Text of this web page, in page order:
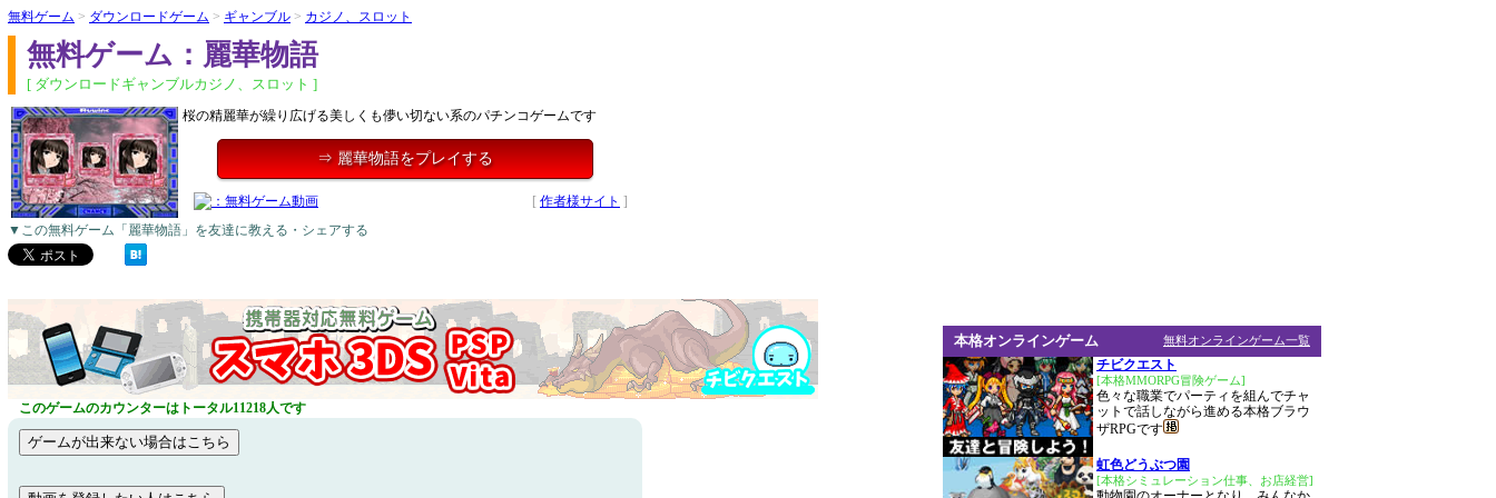
無料ゲーム > ダウンロードゲーム > ギャンブル > カジノ、スロット
無料ゲーム：麗華物語
[ ダウンロードギャンブルカジノ、スロット ]
桜の精麗華が繰り広げる美しくも儚い切ない系のパチンコゲームです
⇒ 麗華物語をプレイする
[ 作者様サイト ]
▼この無料ゲーム「麗華物語」を友達に教える・シェアする
このゲームのカウンターはトータル11218人です
無料オンラインゲーム一覧
本格オンラインゲーム
チビクエスト
[本格MMORPG冒険ゲーム]
色々な職業でパーティを組んでチャ
ットで話しながら進める本格ブラウ
ザRPGです
虹色どうぶつ園
[本格シミュレーション仕事、お店経営]